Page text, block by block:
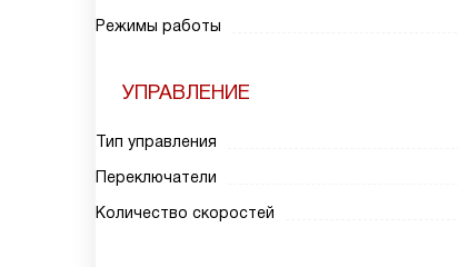
Режимы работы
УПРАВЛЕНИЕ
Тип управления
Переключатели
Количество скоростей